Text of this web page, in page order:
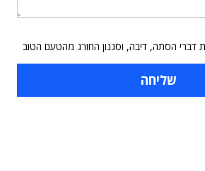
דברי הסתה, דיבה, וסגנון החורג מהטעם הטוב